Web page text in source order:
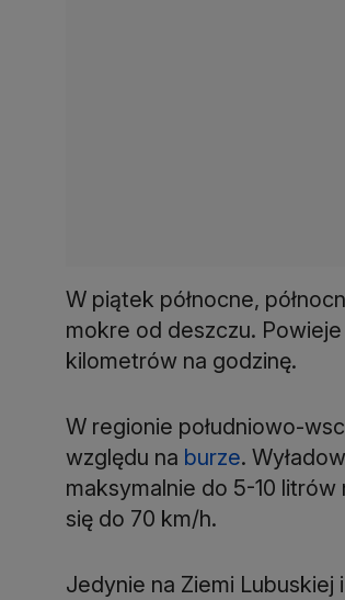
W piątek północne,
mokre od deszczu.
kilometrów na godzinę.
W regionie południowo-
względu na burze.
maksymalnie do 5-10
się do 70 km/h.
Jedynie na Ziemi